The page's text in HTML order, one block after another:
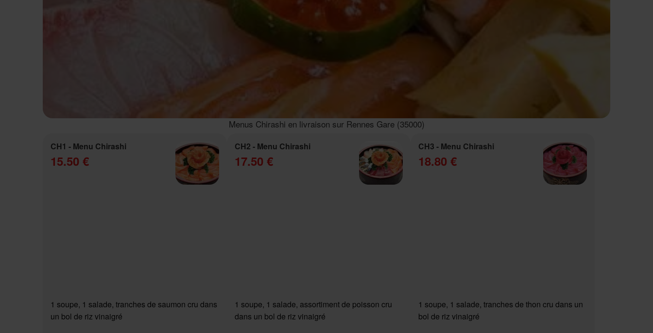
Menus Chirashi en livraison sur Rennes Gare (35000)
CH1 - Menu Chirashi
15.50 €
1 soupe, 1 salade, tranches de saumon cru dans
un bol de riz vinaigré
CH2 - Menu Chirashi
17.50 €
1 soupe, 1 salade, assortiment de poisson cru
dans un bol de riz vinaigré
CH3 - Menu Chirashi
18.80 €
1 soupe, 1 salade, tranches de thon cru dans un
bol de riz vinaigré